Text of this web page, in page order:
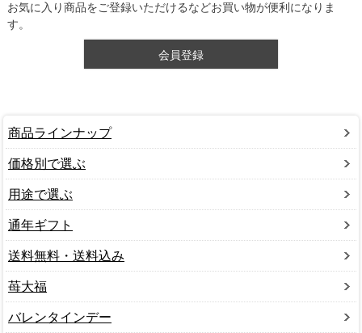
お気に入り商品をご登録いただけるなどお買い物が便利になりま
す。
会員登録
商品ラインナップ
価格別で選ぶ
用途で選ぶ
通年ギフト
送料無料・送料込み
苺大福
バレンタインデー